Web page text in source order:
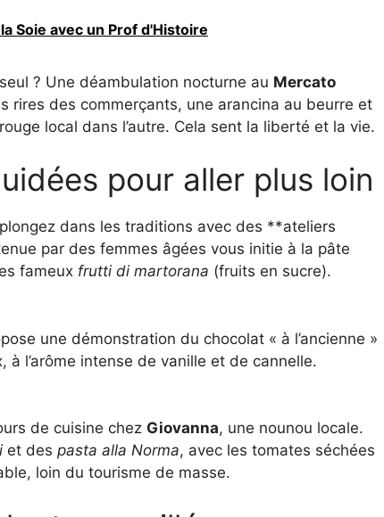
Soie avec un Prof d'Histoire
? Une déambulation nocturne au Mercato
rires des commerçants, une arancina au beurre et
local dans l’autre. Cela sent la liberté et la vie.
pour aller plus loin
dans les traditions avec des **ateliers
par des femmes âgées vous initie à la pâte
fameux frutti di martorana (fruits en sucre).
une démonstration du chocolat « à l’ancienne »
l’arôme intense de vanille et de cannelle.
de cuisine chez Giovanna, une nounou locale.
et des pasta alla Norma, avec les tomates séchées
loin du tourisme de masse.